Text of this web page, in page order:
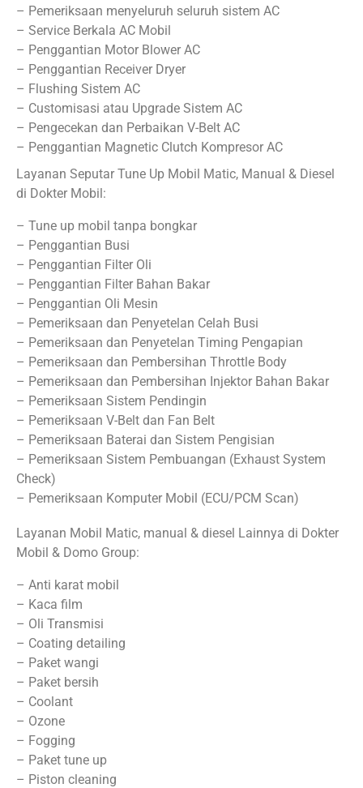
– Pemeriksaan menyeluruh seluruh sistem AC
– Service Berkala AC Mobil
– Penggantian Motor Blower AC
– Penggantian Receiver Dryer
– Flushing Sistem AC
– Customisasi atau Upgrade Sistem AC
– Pengecekan dan Perbaikan V-Belt AC
– Penggantian Magnetic Clutch Kompresor AC
Layanan Seputar Tune Up Mobil Matic, Manual & Diesel
di Dokter Mobil:
– Tune up mobil tanpa bongkar
– Penggantian Busi
– Penggantian Filter Oli
– Penggantian Filter Bahan Bakar
– Penggantian Oli Mesin
– Pemeriksaan dan Penyetelan Celah Busi
– Pemeriksaan dan Penyetelan Timing Pengapian
– Pemeriksaan dan Pembersihan Throttle Body
– Pemeriksaan dan Pembersihan Injektor Bahan Bakar
– Pemeriksaan Sistem Pendingin
– Pemeriksaan V-Belt dan Fan Belt
– Pemeriksaan Baterai dan Sistem Pengisian
– Pemeriksaan Sistem Pembuangan (Exhaust System
Check)
– Pemeriksaan Komputer Mobil (ECU/PCM Scan)
Layanan Mobil Matic, manual & diesel Lainnya di Dokter
Mobil & Domo Group:
– Anti karat mobil
– Kaca film
– Oli Transmisi
– Coating detailing
– Paket wangi
– Paket bersih
– Coolant
– Ozone
– Fogging
– Paket tune up
– Piston cleaning